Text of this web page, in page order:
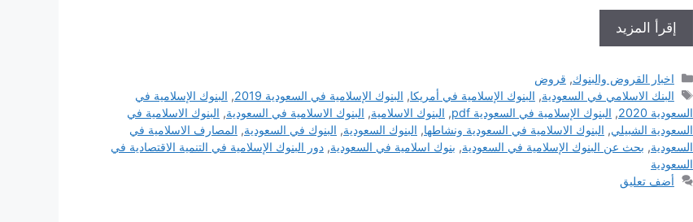
إقرأ المزيد
التصنيفات
اخبار القروض والبنوك, قروض
الوسوم
البنك الاسلامي في السعودية, البنوك الإسلامية في أمريكا, البنوك الإسلامية في السعودية 2019 , البنوك الإسلامية في
السعودية 2020
, البنوك الإسلامية في السعودية pdf , البنوك الاسلامية, البنوك الاسلامية في السعودية, البنوك الاسلامية في
السعودية الشبيلي, البنوك الاسلامية في السعودية ونشاطها, البنوك السعودية, البنوك في السعودية, المصارف الاسلامية في
السعودية, بحث عن البنوك الإسلامية في السعودية, بنوك اسلامية في السعودية, دور البنوك الإسلامية في التنمية الاقتصادية في
السعودية
أضف تعليق